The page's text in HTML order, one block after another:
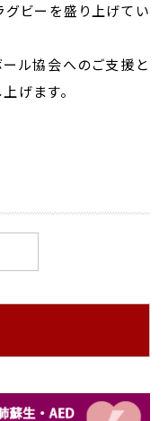
グビーを盛り上げてい
ール協会へのご支援と
げます。